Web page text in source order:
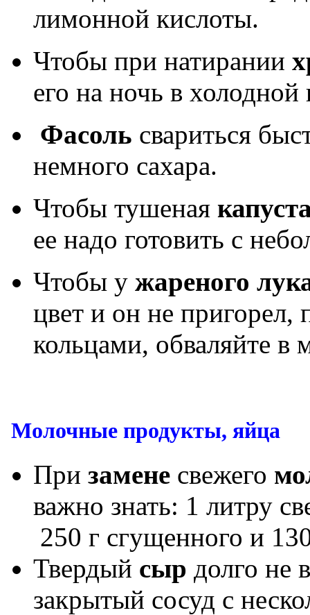
лимонной кислоты.
Чтобы при натирании
его на ночь в холодной
Фасоль свариться
немного сахара.
Чтобы тушеная
ее надо готовить с
Чтобы у жареного
цвет и он не пригорел,
кольцами, обваляйте в
Молочные продукты, яйца
При замене свежего
важно знать: 1 литру
250 г сгущенного и
Твердый сыр долго не
закрытый сосуд с